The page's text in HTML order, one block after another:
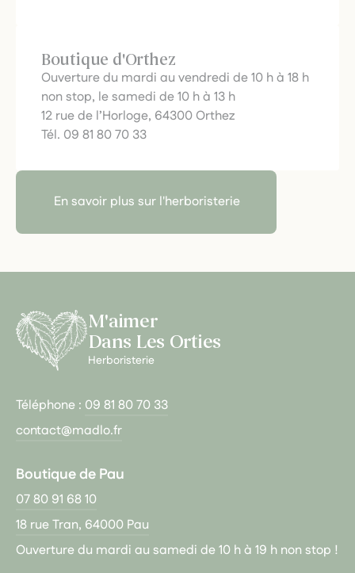
Boutique d'Orthez
Ouverture du mardi au vendredi de 10 h à 18 h
non stop, le samedi de 10 h à 13 h
12 rue de l’Horloge, 64300 Orthez
Tél. 09 81 80 70 33
En savoir plus sur l'herboristerie
M'aimer
Dans Les Orties
Herboristerie
Téléphone : 09 81 80 70 33
contact@madlo.fr
Boutique de Pau
07 80 91 68 10
18 rue Tran, 64000 Pau
Ouverture du mardi au samedi de 10 h à 19 h non stop !